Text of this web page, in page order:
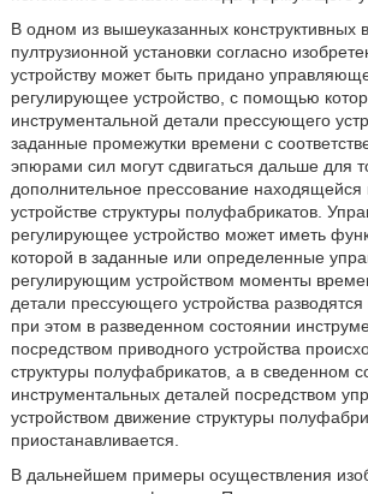
В одном из вышеуказанных конструктивных
пултрузионной установки согласно
устройству может быть придано
регулирующее устройство, с помощью
инструментальной детали прессующего
заданные промежутки времени с
эпюрами сил могут сдвигаться дальше для
дополнительное прессование
устройстве структуры полуфабрикатов.
регулирующее устройство может иметь
которой в заданные или определенные
регулирующим устройством моменты
детали прессующего устройства разводятся
при этом в разведенном состоянии
посредством приводного устройства
структуры полуфабрикатов, а в сведенном
инструментальных деталей посредством
устройством движение структуры
приостанавливается.
В дальнейшем примеры осуществления